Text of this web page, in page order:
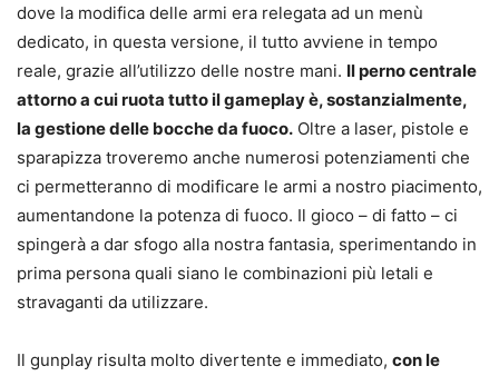
dove la modifica delle armi era relegata ad un menù
dedicato, in questa versione, il tutto avviene in tempo
reale, grazie all’utilizzo delle nostre mani. Il perno centrale
attorno a cui ruota tutto il gameplay è, sostanzialmente,
la gestione delle bocche da fuoco. Oltre a laser, pistole e
sparapizza troveremo anche numerosi potenziamenti che
ci permetteranno di modificare le armi a nostro piacimento,
aumentandone la potenza di fuoco. Il gioco – di fatto – ci
spingerà a dar sfogo alla nostra fantasia, sperimentando in
prima persona quali siano le combinazioni più letali e
stravaganti da utilizzare.
Il gunplay risulta molto divertente e immediato, con le